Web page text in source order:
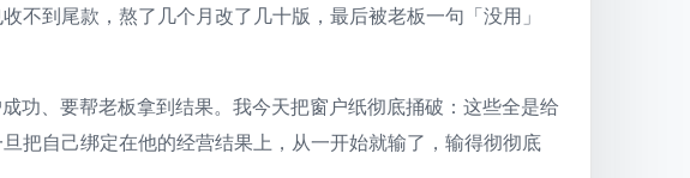
不到尾款，熬了几个月改了几十版，最后被老板一句「没用」
功、要帮老板拿到结果。我今天把窗户纸彻底捅破：这些全是给
把自己绑定在他的经营结果上，从一开始就输了，输得彻彻底